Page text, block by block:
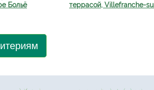
Больё
террасой, Villefranche-